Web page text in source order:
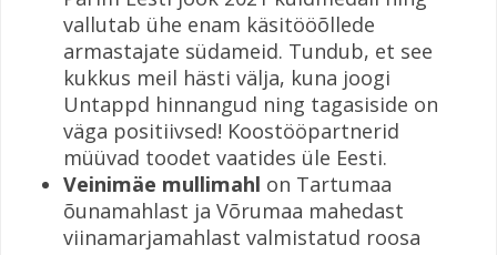
vallutab ühe enam käsitööõllede
armastajate südameid. Tundub, et see
kukkus meil hästi välja, kuna joogi
Untappd hinnangud ning tagasiside on
väga positiivsed! Koostööpartnerid
müüvad toodet vaatides üle Eesti.
Veinimäe mullimahl on Tartumaa
õunamahlast ja Võrumaa mahedast
viinamarjamahlast valmistatud roosa